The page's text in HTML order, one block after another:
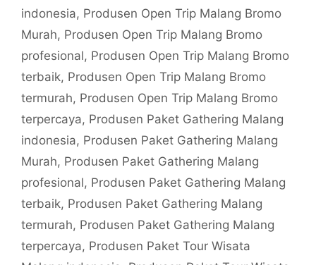
indonesia, Produsen Open Trip Malang Bromo
Murah, Produsen Open Trip Malang Bromo
profesional, Produsen Open Trip Malang Bromo
terbaik, Produsen Open Trip Malang Bromo
termurah, Produsen Open Trip Malang Bromo
terpercaya, Produsen Paket Gathering Malang
indonesia, Produsen Paket Gathering Malang
Murah, Produsen Paket Gathering Malang
profesional, Produsen Paket Gathering Malang
terbaik, Produsen Paket Gathering Malang
termurah, Produsen Paket Gathering Malang
terpercaya, Produsen Paket Tour Wisata